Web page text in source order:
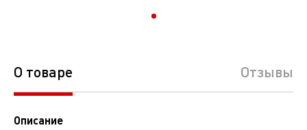
О товаре Отзывы
Описание